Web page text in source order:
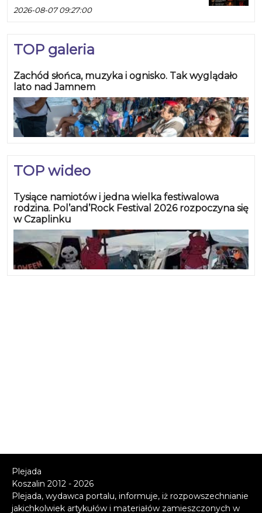
2026-08-07 09:27:00
TOP galeria
Zachód słońca, muzyka i ognisko. Tak wyglądało
lato nad Jamnem
TOP wideo
Tysiące namiotów i jedna wielka festiwalowa
rodzina. Pol’and’Rock Festival 2026 rozpoczyna się
w Czaplinku
Plejada
Koszalin 2012 - 2026
Plejada, wydawca portalu, informuje, iż rozpowszechnianie
jakichkolwiek artykułów i materiałów zamieszczonych w